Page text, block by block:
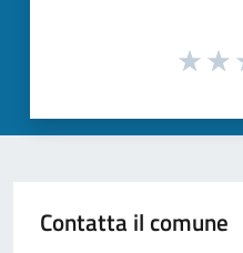
Contatta il comune